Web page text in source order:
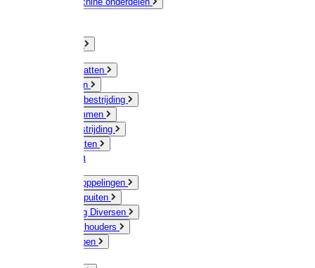
Muizen / Ratten
Drukspuiten
Ongediertebestrijding
Mollenklemmen
Onkruidbestrijding
Vliegenkasten
Meststoffen
Messing koppelingen
Gieters / Spuiten
Besproeiing Diversen
Slangen & houders
Waterpompen